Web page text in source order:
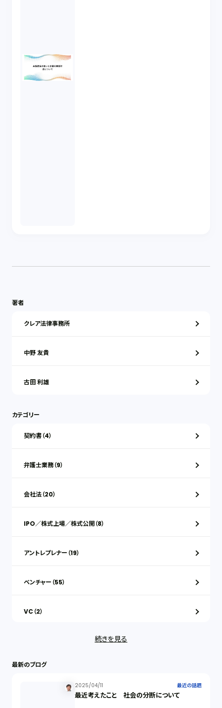
著者
クレア法律事務所
中野 友貴
古田 利雄
カテゴリー
契約書（4）
弁護士業務（9）
会社法（20）
IPO／株式上場／株式公開（8）
アントレプレナー（19）
ベンチャー（55）
VC（2）
最近の話題（122）
続きを見る
最新のブログ
2025/04/11 最近の話題
最近考えたこと 社会の分断について